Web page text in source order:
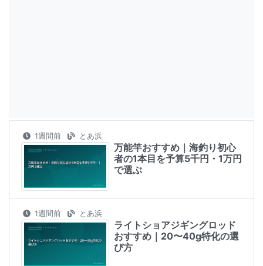
1週間前 とあ浜
万能竿おすすめ｜海釣り初心
者の1本目を予算5千円・1万円
で選ぶ
1週間前 とあ浜
ライトショアジギングロッド
おすすめ｜20〜40g特化の選
び方